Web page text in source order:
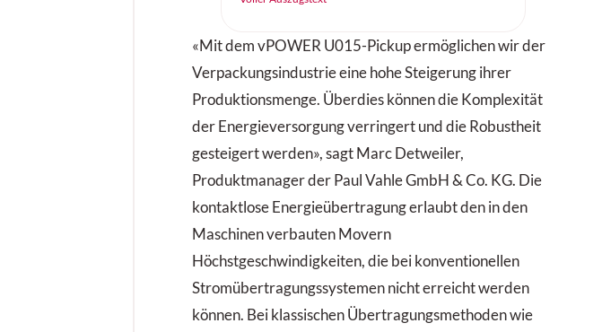
ihre Premiere – und setzt genau dort an, wo
die Branche aktuell die grössten Hebel hat:
resiliente Lieferketten, Digitalisierung und
KI, Automatisierung, Robotik sowie
nachhaltige und urbane Logistik.
«Mit dem vPOWER U015-Pickup ermöglichen wir der
Verpackungsindustrie eine hohe Steigerung ihrer
Produktionsmenge. Überdies können die Komplexität
der Energieversorgung verringert und die Robustheit
gesteigert werden», sagt Marc Detweiler,
Produktmanager der Paul Vahle GmbH & Co. KG. Die
kontaktlose Energieübertragung erlaubt den in den
Maschinen verbauten Movern
Höchstgeschwindigkeiten, die bei konventionellen
Stromübertragungssystemen nicht erreicht werden
können. Bei klassischen Übertragungsmethoden wie